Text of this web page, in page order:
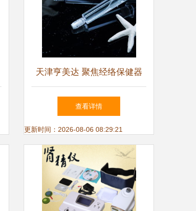
天津亨美达 聚焦经络保健器
材源头，打造批发采购优选平
台
查看详情
更新时间：2026-08-06 08:29:21